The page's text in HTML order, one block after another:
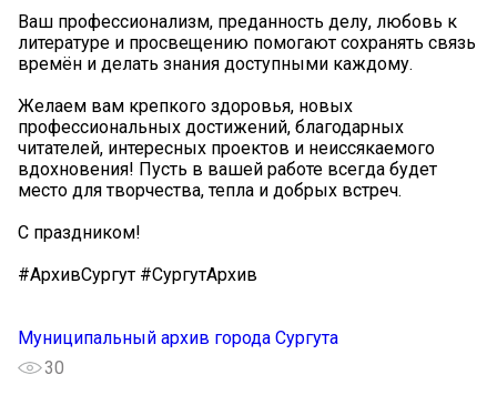
Ваш профессионализм, преданность делу, любовь к
литературе и просвещению помогают сохранять связь
времён и делать знания доступными каждому.
Желаем вам крепкого здоровья, новых
профессиональных достижений, благодарных
читателей, интересных проектов и неиссякаемого
вдохновения! Пусть в вашей работе всегда будет
место для творчества, тепла и добрых встреч.
С праздником!
#АрхивСургут #СургутАрхив
Муниципальный архив города Сургута
30